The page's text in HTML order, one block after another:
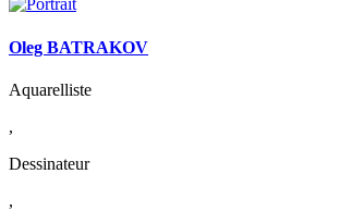
Oleg BATRAKOV
Aquarelliste
,
Dessinateur
,